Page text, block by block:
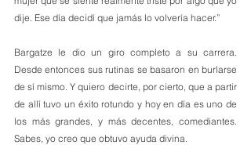
dije. Ese día decidí que jamás lo volvería hacer.”
Bargatze le dio un giro completo a su carrera.
Desde entonces sus rutinas se basaron en burlarse
de sí mismo. Y quiero decirte, por cierto, que a partir
de allí tuvo un éxito rotundo y hoy en día es uno de
los más grandes, y más decentes, comediantes.
Sabes, yo creo que obtuvo ayuda divina.